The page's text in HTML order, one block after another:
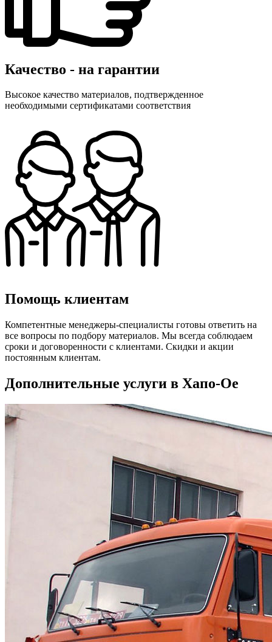
Качество - на гарантии
Высокое качество материалов, подтвержденное
необходимыми сертификатами соответствия
Помощь клиентам
Компетентные менеджеры-специалисты готовы ответить на
все вопросы по подбору материалов. Мы всегда соблюдаем
сроки и договоренности с клиентами. Скидки и акции
постоянным клиентам.
Дополнительные услуги в Хапо-Ое